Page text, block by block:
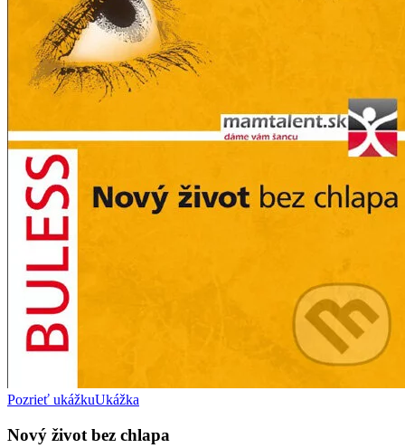
Pozrieť ukážkuUkážka
Nový život bez chlapa